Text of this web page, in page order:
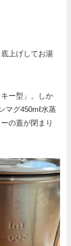
上げしてお湯
ー型」。しか
マグ450mℓ水蒸
の蓋が閉まり